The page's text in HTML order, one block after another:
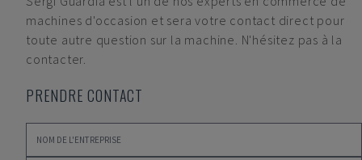
machines d'occasion et sera votre contact direct pour
toute autre question sur la machine. N'hésitez pas à la
contacter.
PRENDRE CONTACT